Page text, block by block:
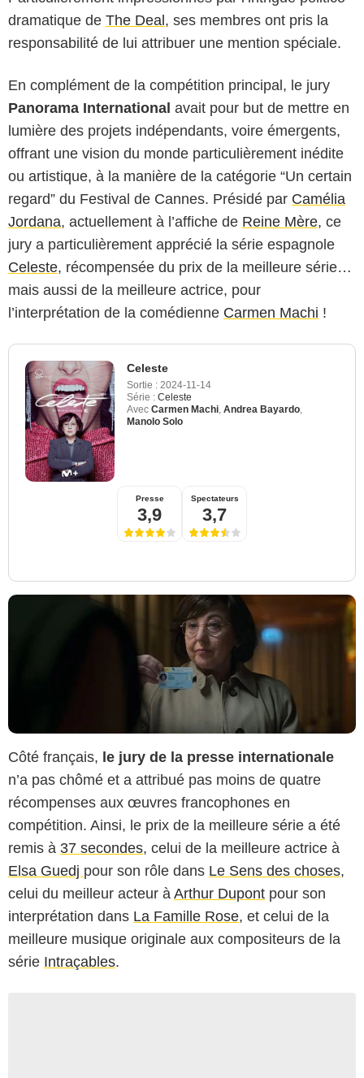
dramatique de The Deal, ses membres ont pris la
responsabilité de lui attribuer une mention spéciale.
En complément de la compétition principal, le jury
Panorama International avait pour but de mettre en
lumière des projets indépendants, voire émergents,
offrant une vision du monde particulièrement inédite
ou artistique, à la manière de la catégorie “Un certain
regard” du Festival de Cannes. Présidé par Camélia
Jordana, actuellement à l’affiche de Reine Mère, ce
jury a particulièrement apprécié la série espagnole
Celeste, récompensée du prix de la meilleure série…
mais aussi de la meilleure actrice, pour
l’interprétation de la comédienne Carmen Machi !
Celeste
Sortie : 2024-11-14
Série : Celeste
Avec Carmen Machi Andrea Bayardo
Manolo Solo
Presse
3,9
Spectateurs
3,7
Côté français, le jury de la presse internationale
n’a pas chômé et a attribué pas moins de quatre
récompenses aux œuvres francophones en
compétition. Ainsi, le prix de la meilleure série a été
remis à 37 secondes, celui de la meilleure actrice à
Elsa Guedj pour son rôle dans Le Sens des choses,
celui du meilleur acteur à Arthur Dupont pour son
interprétation dans La Famille Rose, et celui de la
meilleure musique originale aux compositeurs de la
série Intraçables.